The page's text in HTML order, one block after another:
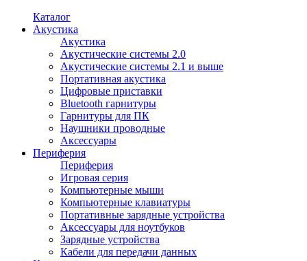
Каталог
Акустика
Акустика
Акустические системы 2.0
Акустические системы 2.1 и выше
Портативная акустика
Цифровые приставки
Bluetooth гарнитуры
Гарнитуры для ПК
Наушники проводные
Аксессуары
Периферия
Периферия
Игровая серия
Компьютерные мыши
Компьютерные клавиатуры
Портативные зарядные устройства
Аксессуары для ноутбуков
Зарядные устройства
Кабели для передачи данных